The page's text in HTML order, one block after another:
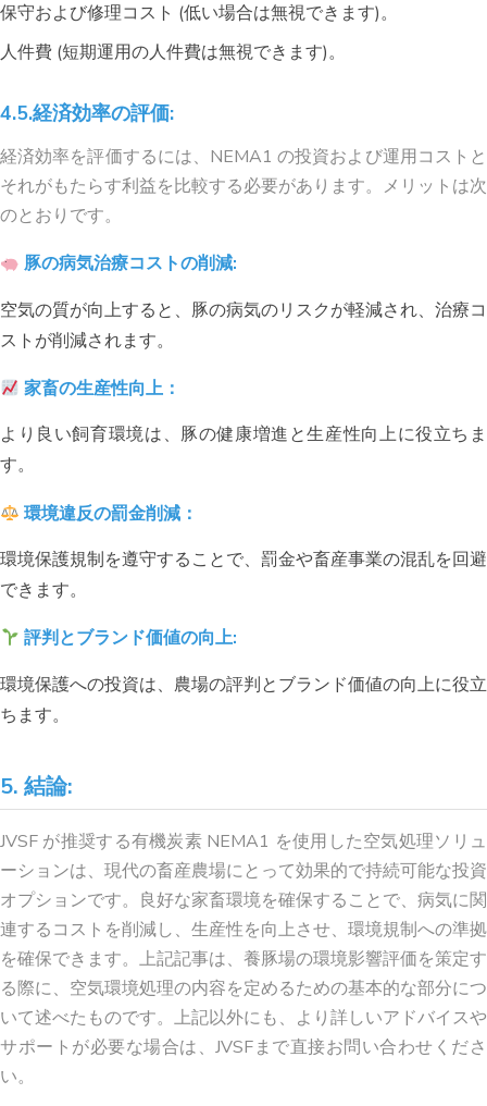
保守および修理コスト (低い場合は無視できます)。
人件費 (短期運用の人件費は無視できます)。
4.5.経済効率の評価:
経済効率を評価するには、NEMA1 の投資および運用コストと
それがもたらす利益を比較する必要があります。メリットは次
のとおりです。
豚の病気治療コストの削減:
空気の質が向上すると、豚の病気のリスクが軽減され、治療コ
ストが削減されます。
家畜の生産性向上：
より良い飼育環境は、豚の健康増進と生産性向上に役立ちま
す。
環境違反の罰金削減：
環境保護規制を遵守することで、罰金や畜産事業の混乱を回避
できます。
評判とブランド価値の向上:
環境保護への投資は、農場の評判とブランド価値の向上に役立
ちます。
5. 結論:
JVSF が推奨する有機炭素 NEMA1 を使用した空気処理ソリュ
ーションは、現代の畜産農場にとって効果的で持続可能な投資
オプションです。良好な家畜環境を確保することで、病気に関
連するコストを削減し、生産性を向上させ、環境規制への準拠
を確保できます。上記記事は、養豚場の環境影響評価を策定す
る際に、空気環境処理の内容を定めるための基本的な部分につ
いて述べたものです。上記以外にも、より詳しいアドバイスや
サポートが必要な場合は、JVSFまで直接お問い合わせくださ
い。